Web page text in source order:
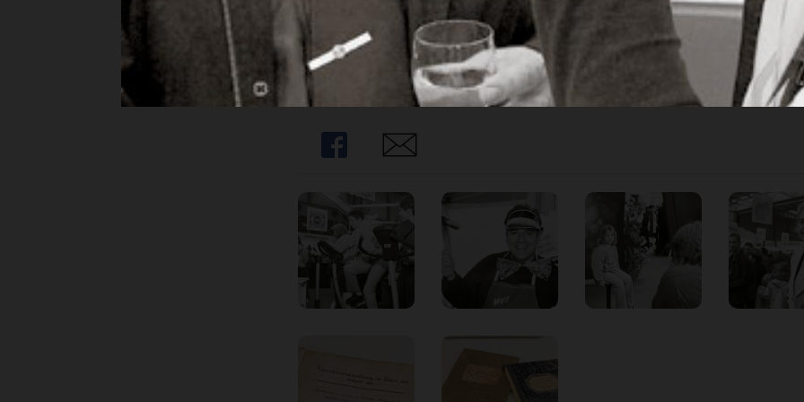
Anmelden
Haben Sie noch kein Konto?Registrieren Sie sich hier
Abo
Share Share